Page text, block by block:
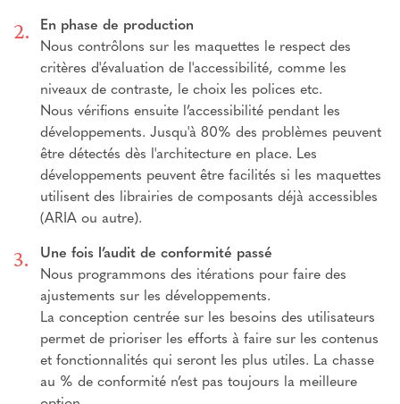
En phase de production
Nous contrôlons sur les maquettes le respect des
critères d'évaluation de l'accessibilité, comme les
niveaux de contraste, le choix les polices etc.
Nous vérifions ensuite l’accessibilité pendant les
développements. Jusqu'à 80% des problèmes peuvent
être détectés dès l'architecture en place. Les
développements peuvent être facilités si les maquettes
utilisent des librairies de composants déjà accessibles
(ARIA ou autre).
Une fois l’audit de conformité passé
Nous programmons des itérations pour faire des
ajustements sur les développements.
La conception centrée sur les besoins des utilisateurs
permet de prioriser les efforts à faire sur les contenus
et fonctionnalités qui seront les plus utiles. La chasse
au % de conformité n’est pas toujours la meilleure